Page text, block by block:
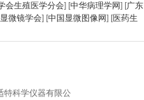
会生殖医学分会] [中华病理学网] [广东
微镜学会] [中国显微图像网] [医药生
特科学仪器有限公